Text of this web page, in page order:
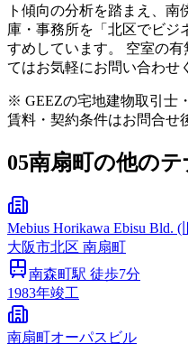
ト傾向の分析を踏まえ、南
庫・事務所を「北区でビジ
すめしています。 空室の
てはお気軽にお問い合わせ
※ GEEZの宅地建物取引士
賃料・契約条件はお問合せ
05南扇町の他の
Mebius Horikawa Ebisu Bld.
大阪市北区 南扇町
南森町駅 徒歩7分
1983年竣工
南扇町オーパスビル